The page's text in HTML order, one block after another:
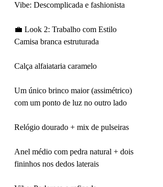
Vibe: Descomplicada e fashionista
💼 Look 2: Trabalho com Estilo
Camisa branca estruturada
Calça alfaiataria caramelo
Um único brinco maior (assimétrico)
com um ponto de luz no outro lado
Relógio dourado + mix de pulseiras
Anel médio com pedra natural + dois
fininhos nos dedos laterais